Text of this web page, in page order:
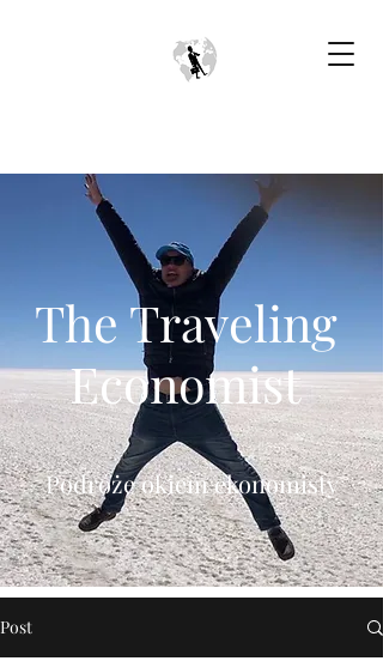
The Traveling
Economist
Podróże okiem ekonomisty
Post